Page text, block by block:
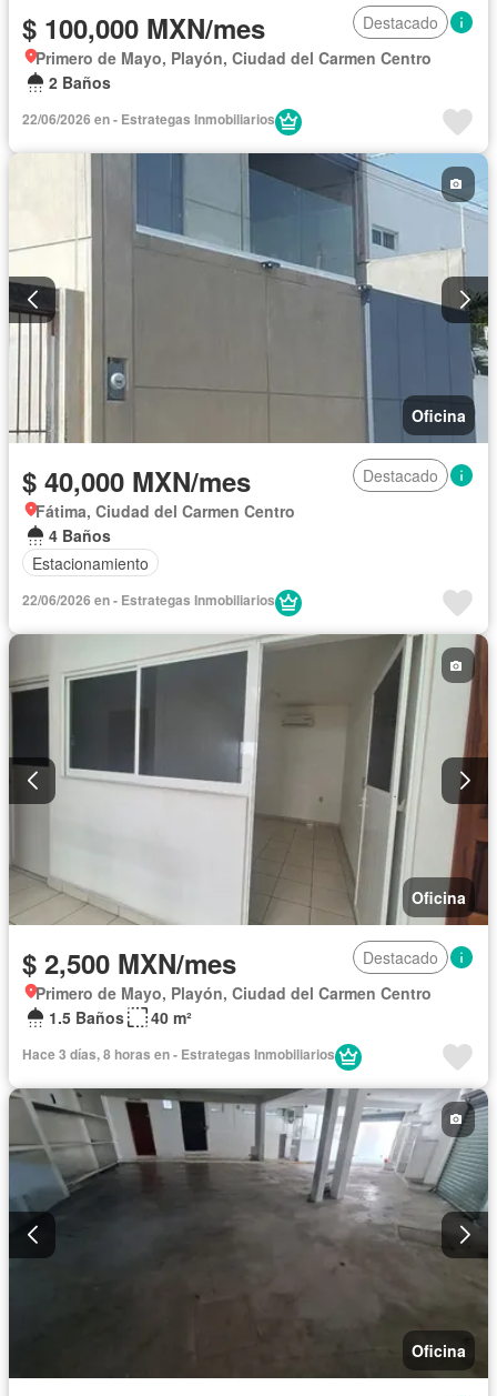
$ 100,000 MXN/mes
Destacado
Primero de Mayo, Playón, Ciudad del Carmen Centro
2 Baños
22/06/2026 en - Estrategas Inmobiliarios
Oficina
$ 40,000 MXN/mes
Destacado
Fátima, Ciudad del Carmen Centro
4 Baños
Estacionamiento
22/06/2026 en - Estrategas Inmobiliarios
Oficina
$ 2,500 MXN/mes
Destacado
Primero de Mayo, Playón, Ciudad del Carmen Centro
1.5 Baños
40 m²
Hace 3 días, 8 horas en - Estrategas Inmobiliarios
Oficina